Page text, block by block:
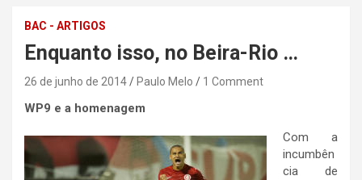
BAC - ARTIGOS
Enquanto isso, no Beira-Rio …
26 de junho de 2014 Paulo Melo 1 Comment
WP9 e a homenagem
Com a
incumbên
cia de